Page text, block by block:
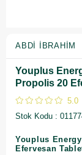
ABDI İBRAHIM
Youplus
Propolis 20
5.0
Stok Kodu
Youplus
Efervesan